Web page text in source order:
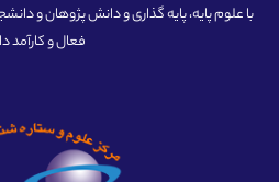
با علوم پایه، پایه گذاری و دانش پژوهان و
فعال و کارآمد